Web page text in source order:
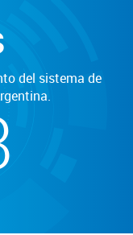
del sistema de